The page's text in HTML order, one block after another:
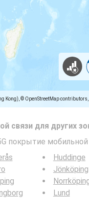
Kong), © OpenStreetMap
связи для других
покрытие
Huddinge
Jönköping
Lund